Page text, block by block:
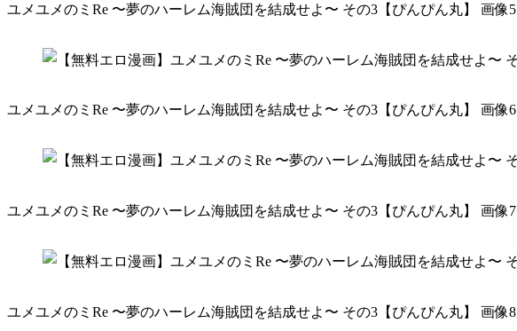
ユメユメのミRe 〜夢のハーレム海賊団を結成せよ〜 その3【ぴんぴん丸】 画像5
ユメユメのミRe 〜夢のハーレム海賊団を結成せよ〜 その3【ぴんぴん丸】 画像6
ユメユメのミRe 〜夢のハーレム海賊団を結成せよ〜 その3【ぴんぴん丸】 画像7
ユメユメのミRe 〜夢のハーレム海賊団を結成せよ〜 その3【ぴんぴん丸】 画像8